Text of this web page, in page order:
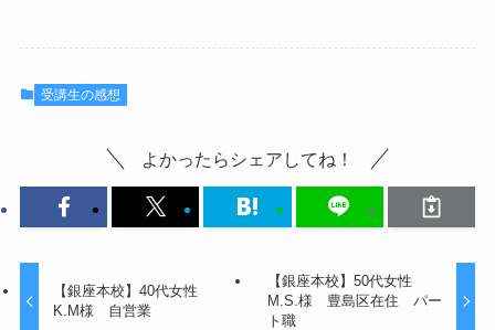
受講生の感想
よかったらシェアしてね！
【銀座本校】40代女性
K.M様 自営業
【銀座本校】50代女性
M.S.様 豊島区在住 パー
ト職